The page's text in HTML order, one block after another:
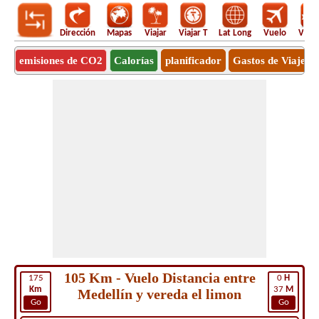
Dirección Mapas Viajar Viajar T Lat Long Vuelo
emisiones de CO2 Calorías planificador Gastos de Viaje
175
Km
Go
0 H
37 M
Go
105 Km - Vuelo Distancia entre
Medellín y vereda el limon